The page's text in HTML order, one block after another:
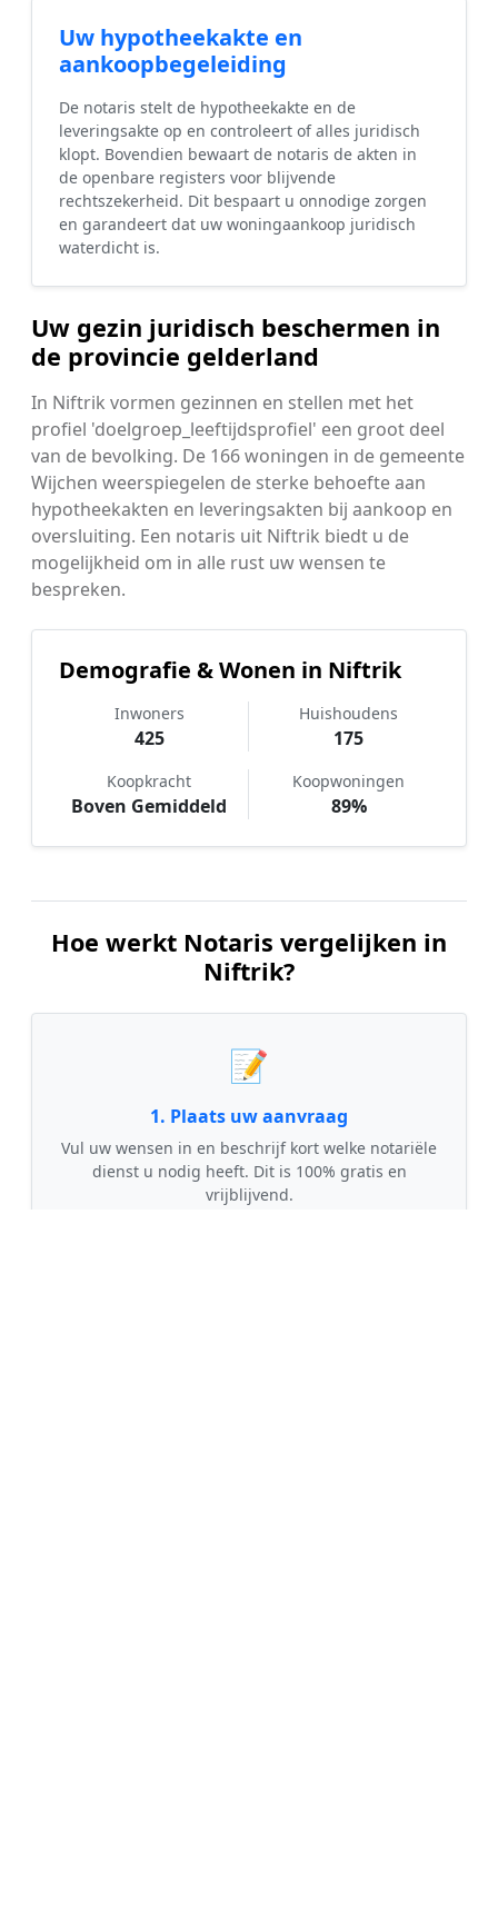
Uw hypotheekakte en
aankoopbegeleiding
De notaris stelt de hypotheekakte en de
leveringsakte op en controleert of alles juridisch
klopt. Bovendien bewaart de notaris de akten in
de openbare registers voor blijvende
rechtszekerheid. Dit bespaart u onnodige zorgen
en garandeert dat uw woningaankoop juridisch
waterdicht is.
Uw gezin juridisch beschermen in
de provincie gelderland
In Niftrik vormen gezinnen en stellen met het
profiel 'doelgroep_leeftijdsprofiel' een groot deel
van de bevolking. De 166 woningen in de gemeente
Wijchen weerspiegelen de sterke behoefte aan
hypotheekakten en leveringsakten bij aankoop en
oversluiting. Een notaris uit Niftrik biedt u de
mogelijkheid om in alle rust uw wensen te
bespreken.
Demografie & Wonen in Niftrik
Inwoners
425
Huishoudens
175
Koopkracht
Boven Gemiddeld
Koopwoningen
89%
Hoe werkt Notaris vergelijken in
Niftrik?
📝
1. Plaats uw aanvraag
Vul uw wensen in en beschrijf kort welke notariële
dienst u nodig heeft. Dit is 100% gratis en
vrijblijvend.